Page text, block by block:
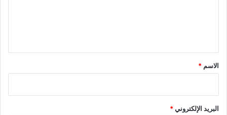
*
الاسم *
البريد الإلكتروني*